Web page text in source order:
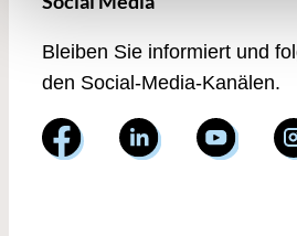
Bleiben Sie informiert und
den Social-Media-Kanälen.